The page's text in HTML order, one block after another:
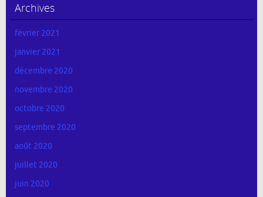
Archives
février 2021
janvier 2021
décembre 2020
novembre 2020
octobre 2020
septembre 2020
août 2020
juillet 2020
juin 2020